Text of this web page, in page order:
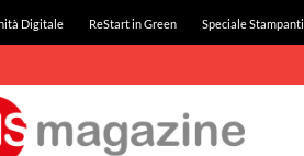
Digitale ReStart in Green Speciale Stampanti